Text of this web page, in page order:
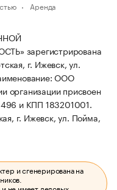
Аренда
зарегистрирована
г. Ижевск, ул.
ООО
организации присвоен
и КПП 183201001.
г. Ижевск, ул. Пойма,
и сгенерирована на